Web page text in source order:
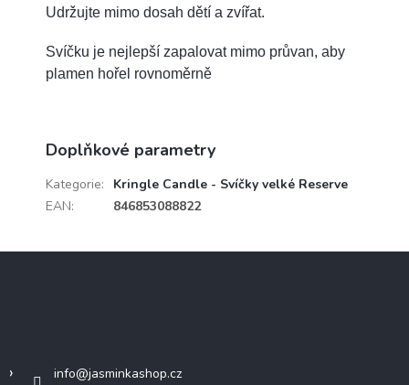
Udržujte mimo dosah dětí a zvířat.
Svíčku je nejlepší zapalovat mimo průvan, aby
plamen hořel rovnoměrně
Doplňkové parametry
Kategorie:
Kringle Candle - Svíčky velké Reserve
EAN: 846853088822
info@jasminkashop.cz